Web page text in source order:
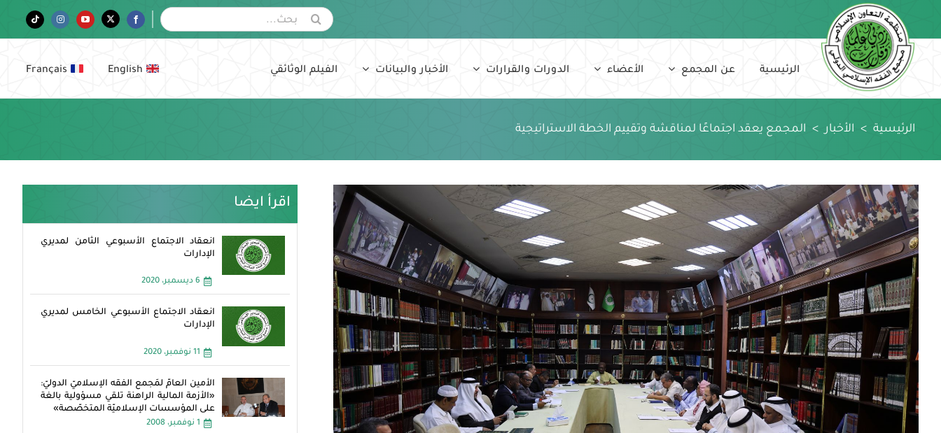
content
البحث
عن:
Facebook
Twitter
YouTube
Instagram
Tiktok
الرئيسية عن المجمع الأعضاء الدورات والقرارات الأخبار والبيانات الفيلم الوثائقي English
Français
الرئيسية > الأخبار > المجمع يعقد اجتماعًا لمناقشة وتقييم الخطة الاستراتيجية
اقرأ ايضا
انعقاد الاجتماع الأسبوعي الثامن لمديري
الإدارات
6 ديسمبر، 2020
انعقاد الاجتماع الأسبوعي الخامس لمديري
الإدارات
11 نوفمبر، 2020
الأمين العامّ لمَجمع الفقه الإسلاميّ الدوليّ:
«الأزمة المالية الراهنة تلقي مسؤولية بالغة
على المؤسسات الإسلاميّة المتخصّصة»
1 نوفمبر، 2008